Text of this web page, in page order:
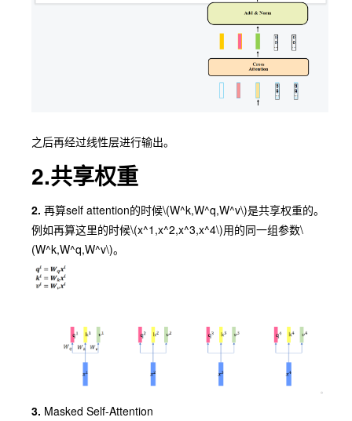
之后再经过线性层进行输出。
2.共享权重
2. 再算self attention的时候\(W^k,W^q,W^v\)是共享权重的。
例如再算这里的时候\(x^1,x^2,x^3,x^4\)用的同一组参数\
(W^k,W^q,W^v\)。
3. Masked Self-Attention